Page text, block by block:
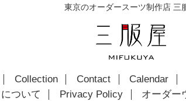
東京のオーダースーツ制作店 三
Collection Contact Calendar
ついて
Privacy Policy オーダー